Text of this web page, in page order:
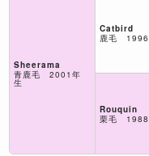
Sheerama
青鹿毛 2001年
生
Catbird
鹿毛 1996
Rouquin
栗毛 1988